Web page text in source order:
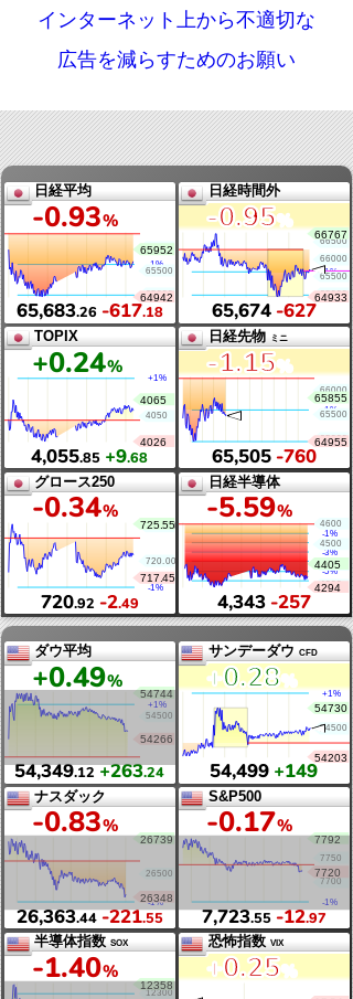
インターネット上から不適切な
広告を減らすためのお願い
65,683.26 -617 .18
日経平均
-0.93%
65,674-
日経時間外
-0.95%
4,055.85 +9
+0.24 %
65,505-
日経先物ミニ
-1.15%
720.92 -2 .49
グロース250
-0.34%
4,343-257
日経半導体
-5.59
54,349.12 +263.24
ダウ平均
+0.49%
54,499
サンデーダウ
+0.28%
ナスダック
-0.83%
S&P500
-0.17%